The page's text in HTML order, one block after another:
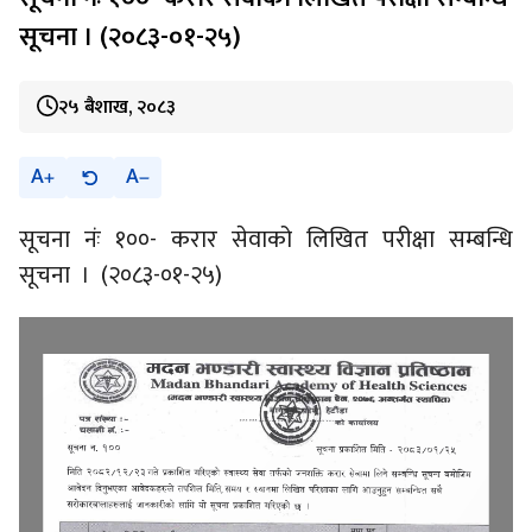
सूचना । (२०८३-०१-२५)
२५ बैशाख, २०८३
A A
सूचना नंः १००- करार सेवाको लिखित परीक्षा सम्बन्धि
सूचना । (२०८३-०१-२५)